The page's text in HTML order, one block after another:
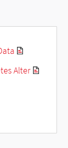
Alter